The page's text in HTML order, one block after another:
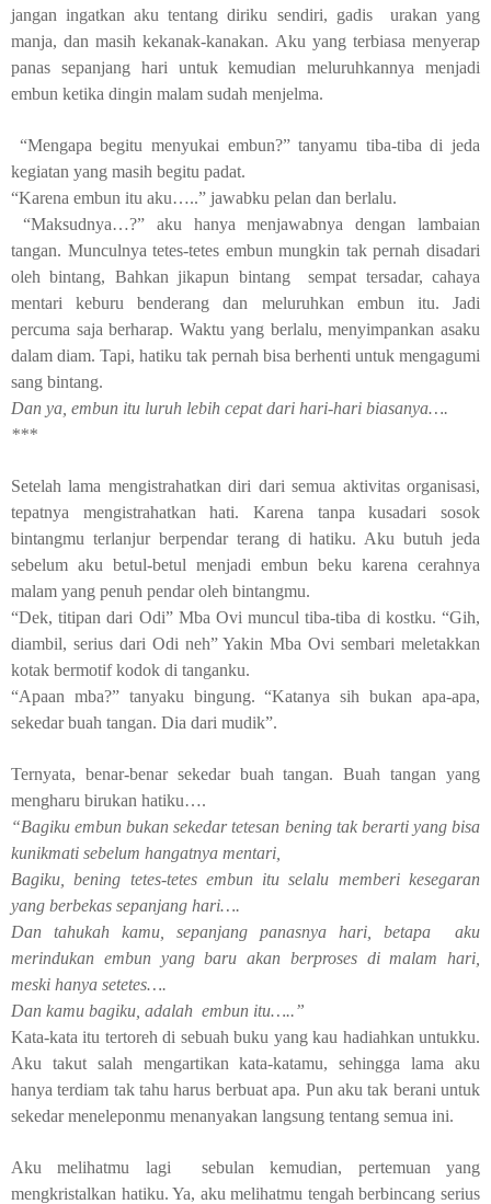
jangan ingatkan aku tentang diriku sendiri, gadis
urakan yang
manja, dan masih kekanak-kanakan. Aku yang terbiasa menyerap
panas sepanjang hari untuk kemudian meluruhkannya menjadi
embun ketika dingin malam sudah menjelma.
“Mengapa begitu menyukai embun?” tanyamu tiba-tiba di jeda
kegiatan yang masih begitu padat.
“Karena embun itu aku…..” jawabku pelan dan berlalu.
“Maksudnya…?” aku hanya menjawabnya dengan lambaian
tangan. Munculnya tetes-tetes embun mungkin tak pernah disadari
oleh bintang, Bahkan jikapun bintang
sempat tersadar, cahaya
mentari keburu benderang dan meluruhkan embun itu. Jadi
percuma saja berharap. Waktu yang berlalu, menyimpankan asaku
dalam diam. Tapi, hatiku tak pernah bisa berhenti untuk mengagumi
sang bintang.
Dan ya, embun itu luruh lebih cepat dari hari-hari biasanya….
***
Setelah lama mengistrahatkan diri dari semua aktivitas organisasi,
tepatnya mengistrahatkan hati. Karena tanpa kusadari sosok
bintangmu terlanjur berpendar terang di hatiku. Aku butuh jeda
sebelum aku betul-betul menjadi embun beku karena cerahnya
malam yang penuh pendar oleh bintangmu.
“Dek, titipan dari Odi” Mba Ovi muncul tiba-tiba di kostku. “Gih,
diambil, serius dari Odi neh” Yakin Mba Ovi sembari meletakkan
kotak bermotif kodok di tanganku.
“Apaan mba?” tanyaku bingung. “Katanya sih bukan apa-apa,
sekedar buah tangan. Dia dari mudik”.
Ternyata, benar-benar sekedar buah tangan. Buah tangan yang
mengharu birukan hatiku….
“Bagiku embun bukan sekedar tetesan bening tak berarti yang bisa
kunikmati sebelum hangatnya mentari,
Bagiku, bening tetes-tetes embun itu selalu memberi kesegaran
yang berbekas sepanjang hari….
Dan tahukah kamu, sepanjang panasnya hari, betapa
aku
merindukan embun yang baru akan berproses di malam hari,
meski hanya setetes….
Dan kamu bagiku, adalah embun itu…..”
Kata-kata itu tertoreh di sebuah buku yang kau hadiahkan untukku.
Aku takut salah mengartikan kata-katamu, sehingga lama aku
hanya terdiam tak tahu harus berbuat apa. Pun aku tak berani untuk
sekedar meneleponmu menanyakan langsung tentang semua ini.
Aku melihatmu lagi
sebulan kemudian, pertemuan yang
mengkristalkan hatiku. Ya, aku melihatmu tengah berbincang serius